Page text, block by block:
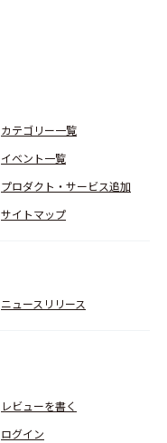
カテゴリー一覧
イベント一覧
プロダクト・サービス追加
サイトマップ
ニュースリリース
レビューを書く
ログイン